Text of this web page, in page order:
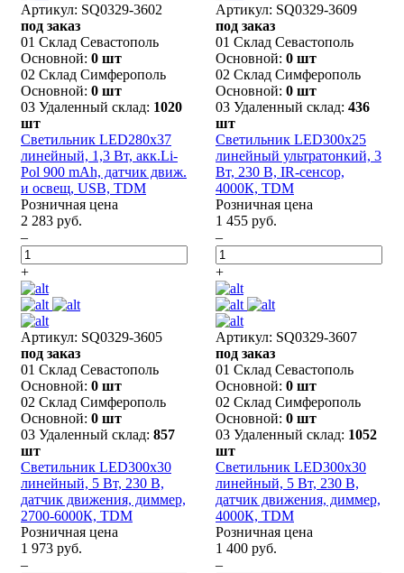
Артикул: SQ0329-3602
под заказ
01 Склад Севастополь
Основной: 0 шт
02 Склад Симферополь
Основной: 0 шт
03 Удаленный склад: 1020
шт
Светильник LED280х37
линейный, 1,3 Вт, акк.Li-
Pol 900 mAh, датчик движ.
и освещ, USB, TDM
Розничная цена
2 283 руб.
–
+
Артикул: SQ0329-3609
под заказ
01 Склад Севастополь
Основной: 0 шт
02 Склад Симферополь
Основной: 0 шт
03 Удаленный склад: 436
шт
Светильник LED300х25
линейный ультратонкий, 3
Вт, 230 В, IR-сенсор,
4000К, TDM
Розничная цена
1 455 руб.
–
+
Артикул: SQ0329-3605
под заказ
01 Склад Севастополь
Основной: 0 шт
02 Склад Симферополь
Основной: 0 шт
03 Удаленный склад: 857
шт
Светильник LED300х30
линейный, 5 Вт, 230 В,
датчик движения, диммер,
2700-6000К, TDM
Розничная цена
1 973 руб.
–
Артикул: SQ0329-3607
под заказ
01 Склад Севастополь
Основной: 0 шт
02 Склад Симферополь
Основной: 0 шт
03 Удаленный склад: 1052
шт
Светильник LED300х30
линейный, 5 Вт, 230 В,
датчик движения, диммер,
4000К, TDM
Розничная цена
1 400 руб.
–